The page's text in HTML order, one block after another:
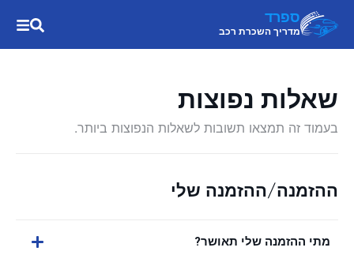
ספרד
מדריך השכרת רכב
שאלות נפוצות
בעמוד זה תמצאו תשובות לשאלות הנפוצות ביותר.
ההזמנה/ההזמנה שלי
מתי ההזמנה שלי תאושר?